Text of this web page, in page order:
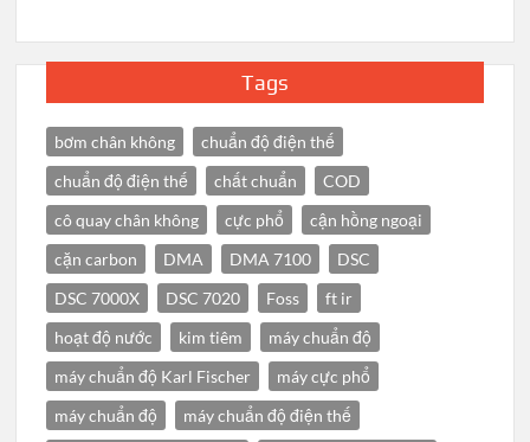
Tags
bơm chân không
chuẩn độ điện thế
chuẩn độ điện thế
chất chuẩn
COD
cô quay chân không
cực phổ
cận hồng ngoại
cặn carbon
DMA DMA 7100
DSC
DSC 7000X
DSC 7020 Foss
ft ir
hoạt độ nước
kim tiêm
máy chuẩn độ
máy chuẩn độ Karl Fischer
máy cực phổ
máy chuẩn độ
máy chuẩn độ điện thế